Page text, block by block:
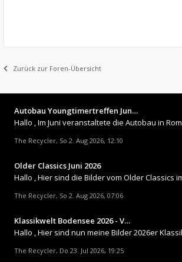
Zurück zur Foren-Übersicht
Autobau Youngtimertreffen Jun…
The Recycler, So 2. Aug 2026, 12:10
Older Classics Juni 2026
The Recycler, So 2. Aug 2026, 07:06
Klassikwelt Bodensee 2026 - V…
The Recycler, Do 23. Jul 2026, 19:25